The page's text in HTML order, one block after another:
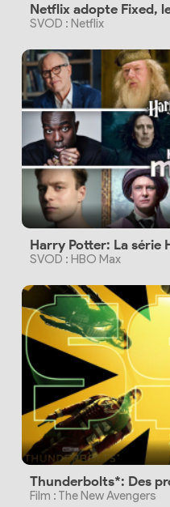
Netflix adopte Fixed,
SVOD : Netflix
Harry Potter: La série
SVOD : HBO Max
Thunderbolts*: Des
Film : The New Avengers